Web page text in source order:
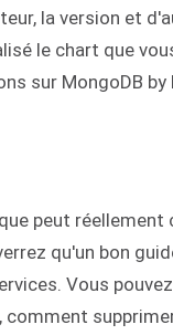
la version et
le chart que
sur MongoDB by
peut réellement
qu'un bon
Vous